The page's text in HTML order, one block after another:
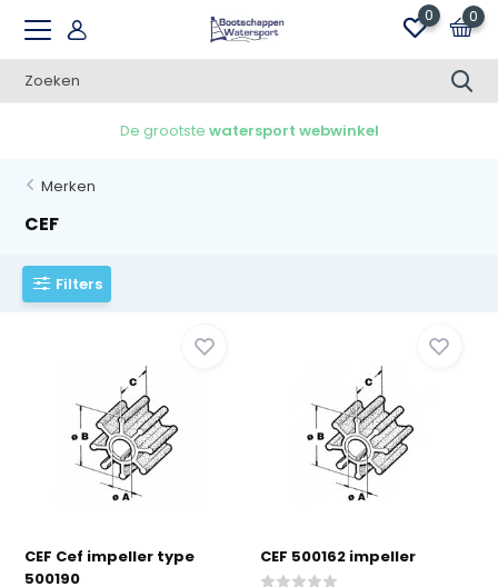
0 0
De grootstewatersport webwinkel
Merken
CEF
Filters
CEF Cef impeller type
500190
CEF 500162 impeller